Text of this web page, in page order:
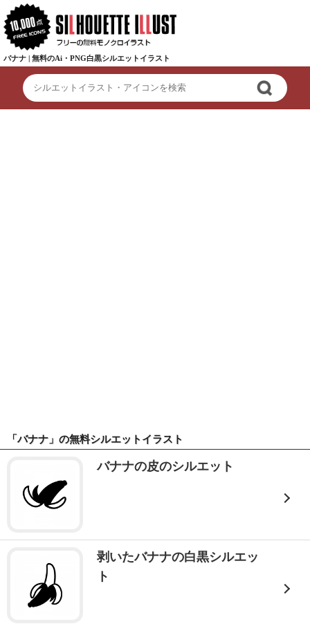
バナナ | 無料のAi・PNG白黒シルエットイラスト
「バナナ」の無料シルエットイラスト
バナナの皮のシルエット
剥いたバナナの白黒シルエッ
ト